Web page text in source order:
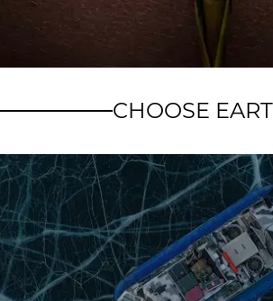
CHOOSE